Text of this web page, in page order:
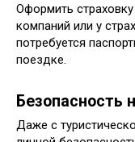
Оформить
компаний или у
потребуется
поездке.
Безопасность
Даже с